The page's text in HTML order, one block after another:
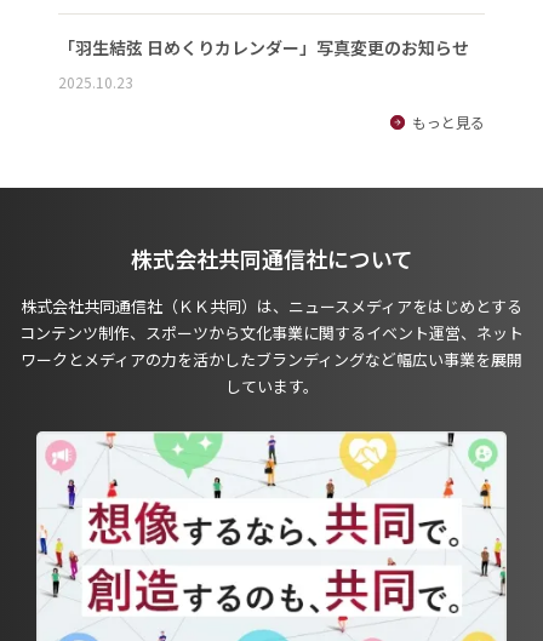
「羽生結弦 日めくりカレンダー」写真変更のお知らせ
2025.10.23
もっと見る
株式会社共同通信社について
株式会社共同通信社（ＫＫ共同）は、ニュースメディアをはじめとする
コンテンツ制作、スポーツから文化事業に関するイベント運営、ネット
ワークとメディアの力を活かしたブランディングなど幅広い事業を展開
しています。